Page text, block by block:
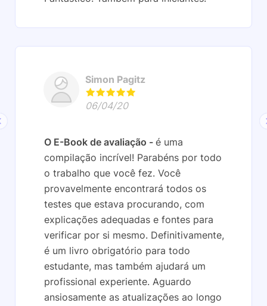
Simon Pagitz
06/04/20
O E-Book de avaliação
é uma
compilação incrível! Parabéns por todo
o trabalho que você fez. Você
provavelmente encontrará todos os
testes que estava procurando, com
explicações adequadas e fontes para
verificar por si mesmo. Definitivamente,
é um livro obrigatório para todo
estudante, mas também ajudará um
profissional experiente. Aguardo
ansiosamente as atualizações ao longo